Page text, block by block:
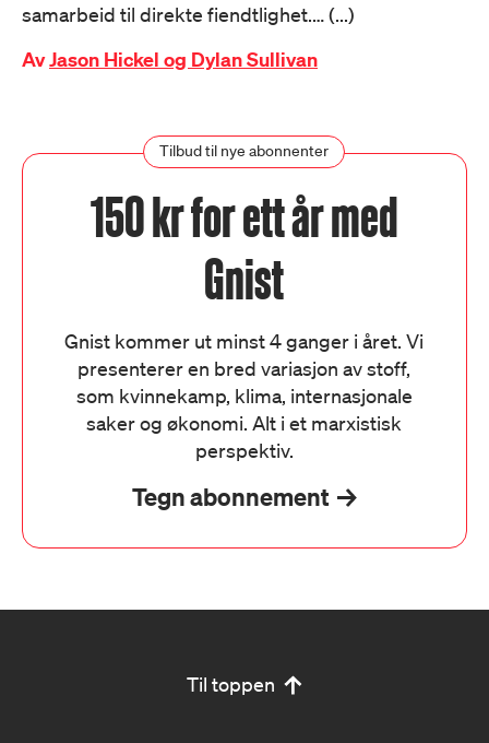
samarbeid til direkte fiendtlighet.… (...)
AvJason Hickel og Dylan Sullivan
Tilbud til nye abonnenter
150 kr for ett år med
Gnist
Gnist kommer ut minst 4 ganger i året. Vi
presenterer en bred variasjon av stoff,
som kvinnekamp, klima, internasjonale
saker og økonomi. Alt i et marxistisk
perspektiv.
Tegn abonnement
Til toppen